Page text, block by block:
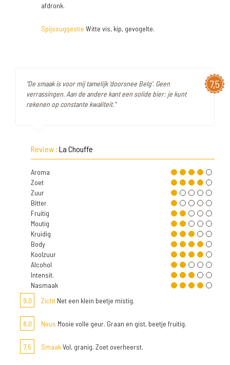
afdronk.
Spijssuggestie Witte vis, kip, gevogelte.
7,5
"De smaak is voor mij tamelijk 'doorsnee Belg'. Geen
verrassingen. Aan de andere kant een solide bier: je kunt
rekenen op constante kwaliteit."
Review : La Chouffe
Aroma
Zoet
Zuur
Bitter
Fruitig
Moutig
Kruidig
Body
Koolzuur
Alcohol
Intensit.
Nasmaak
9,0
Zicht Net een klein beetje mistig.
8,0 Neus Mooie volle geur. Graan en gist, beetje fruitig.
7,5 SmaakVol, granig. Zoet overheerst.